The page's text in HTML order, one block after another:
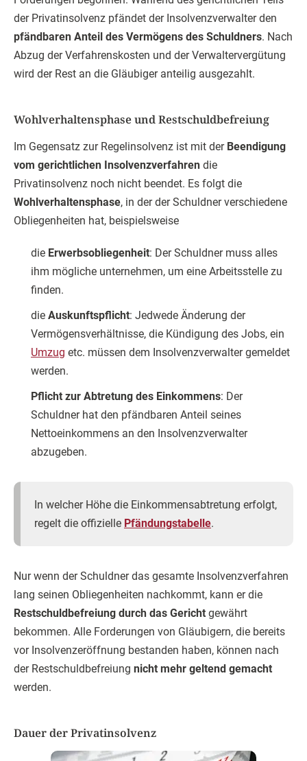
der Privatinsolvenz pfändet der Insolvenzverwalter den
pfändbaren Anteil des Vermögens des Schuldners. Nach
Abzug der Verfahrenskosten und der Verwaltervergütung
wird der Rest an die Gläubiger anteilig ausgezahlt.
Wohlverhaltensphase und Restschuldbefreiung
Im Gegensatz zur Regelinsolvenz ist mit der Beendigung
vom gerichtlichen Insolvenzverfahren die
Privatinsolvenz noch nicht beendet. Es folgt die
Wohlverhaltensphase, in der der Schuldner verschiedene
Obliegenheiten hat, beispielsweise
die Erwerbsobliegenheit: Der Schuldner muss alles
ihm mögliche unternehmen, um eine Arbeitsstelle zu
finden.
die Auskunftspflicht: Jedwede Änderung der
Vermögensverhältnisse, die Kündigung des Jobs, ein
Umzug etc. müssen dem Insolvenzverwalter gemeldet
werden.
Pflicht zur Abtretung des Einkommens: Der
Schuldner hat den pfändbaren Anteil seines
Nettoeinkommens an den Insolvenzverwalter
abzugeben.
In welcher Höhe die Einkommensabtretung erfolgt,
regelt die offizielle Pfändungstabelle.
Nur wenn der Schuldner das gesamte Insolvenzverfahren
lang seinen Obliegenheiten nachkommt, kann er die
Restschuldbefreiung durch das Gericht gewährt
bekommen. Alle Forderungen von Gläubigern, die bereits
vor Insolvenzeröffnung bestanden haben, können nach
der Restschuldbefreiung nicht mehr geltend gemacht
werden.
Dauer der Privatinsolvenz